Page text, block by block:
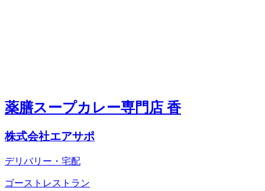
薬膳スープカレー専門店 香
株式会社エアサポ
デリバリー・宅配
ゴーストレストラン